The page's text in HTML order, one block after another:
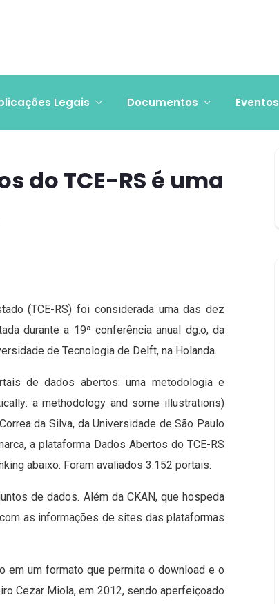
Legais Documentos Eventos
do TCE-RS é uma
(TCE-RS) foi considerada uma das dez
durante a 19ª conferência anual dg.o, da
de Tecnologia de Delft, na Holanda.
de dados abertos: uma metodologia e
a methodology and some illustrations)
da Silva, da Universidade de São Paulo
a plataforma Dados Abertos do TCE-RS
abaixo. Foram avaliados 3.152 portais.
de dados. Além da CKAN, que hospeda
as informações de sites das plataformas
em um formato que permita o download e o
Cezar Miola, em 2012, sendo aperfeiçoado